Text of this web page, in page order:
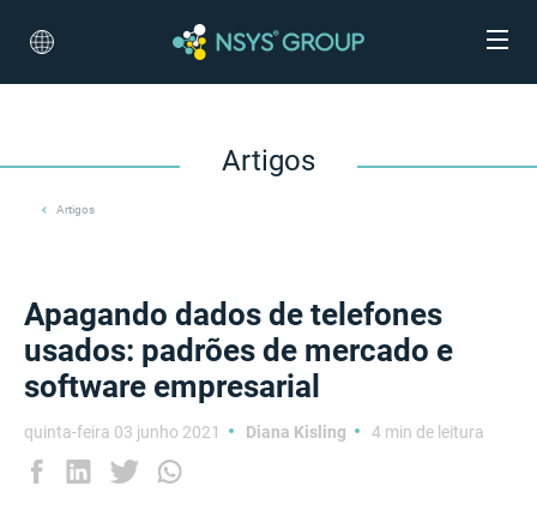
Artigos
Artigos
Apagando dados de telefones
usados: padrões de mercado e
software empresarial
quinta-feira 03 junho 2021 Diana Kisling 4 min de leitura